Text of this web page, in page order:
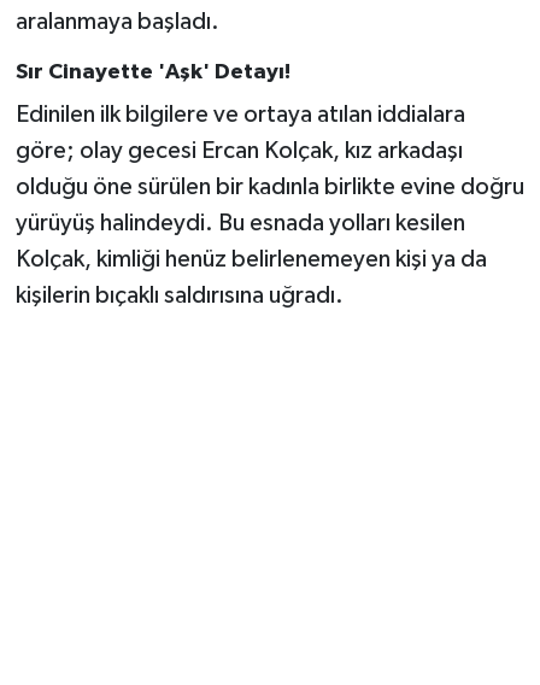
aralanmaya başladı.
Sır Cinayette 'Aşk' Detayı!
Edinilen ilk bilgilere ve ortaya atılan iddialara
göre; olay gecesi Ercan Kolçak, kız arkadaşı
olduğu öne sürülen bir kadınla birlikte evine doğru
yürüyüş halindeydi. Bu esnada yolları kesilen
Kolçak, kimliği henüz belirlenemeyen kişi ya da
kişilerin bıçaklı saldırısına uğradı.